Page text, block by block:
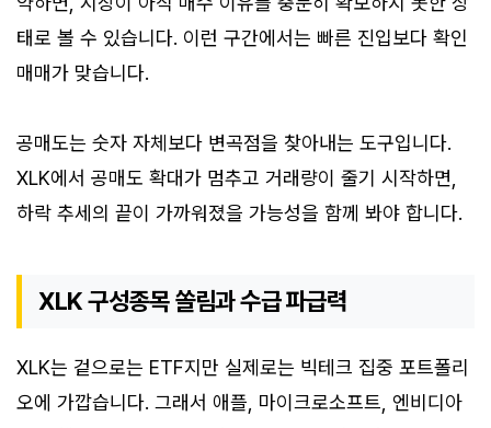
태로 볼 수 있습니다. 이런 구간에서는 빠른 진입보다 확인
매매가 맞습니다.
공매도는 숫자 자체보다 변곡점을 찾아내는 도구입니다.
XLK에서 공매도 확대가 멈추고 거래량이 줄기 시작하면,
하락 추세의 끝이 가까워졌을 가능성을 함께 봐야 합니다.
XLK 구성종목 쏠림과 수급 파급력
XLK는 겉으로는 ETF지만 실제로는 빅테크 집중 포트폴리
오에 가깝습니다. 그래서 애플, 마이크로소프트, 엔비디아